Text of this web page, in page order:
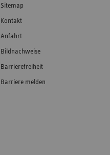
Sitemap
Kontakt
Anfahrt
Bildnachweise
Barrierefreiheit
Barriere melden